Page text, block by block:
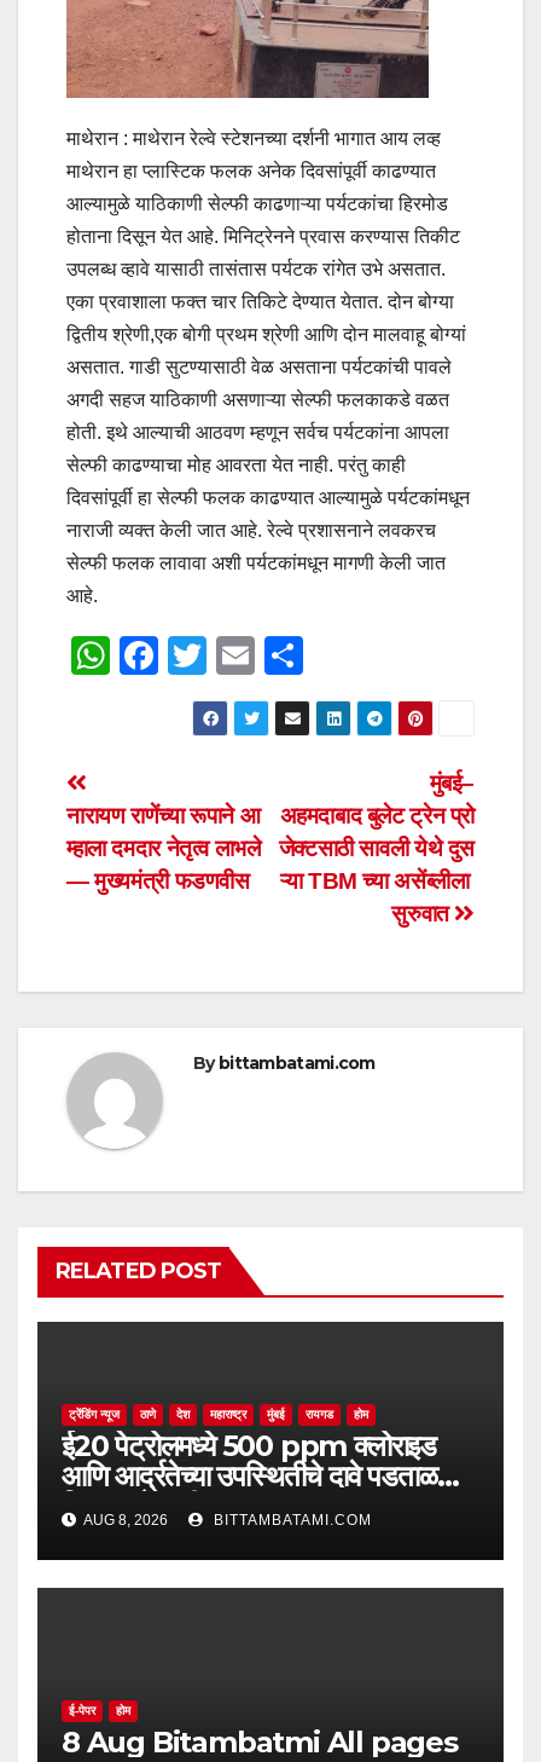
माथेरान : माथेरान रेल्वे स्टेशनच्या दर्शनी भागात आय लव्ह
माथेरान हा प्लास्टिक फलक अनेक दिवसांपूर्वी काढण्यात
आल्यामुळे याठिकाणी सेल्फी काढणाऱ्या पर्यटकांचा हिरमोड
होताना दिसून येत आहे. मिनिट्रेनने प्रवास करण्यास तिकीट
उपलब्ध व्हावे यासाठी तासंतास पर्यटक रांगेत उभे असतात.
एका प्रवाशाला फक्त चार तिकिटे देण्यात येतात. दोन बोग्या
द्वितीय श्रेणी,एक बोगी प्रथम श्रेणी आणि दोन मालवाहू बोग्यां
असतात. गाडी सुटण्यासाठी वेळ असताना पर्यटकांची पावले
अगदी सहज याठिकाणी असणाऱ्या सेल्फी फलकाकडे वळत
होती. इथे आल्याची आठवण म्हणून सर्वच पर्यटकांना आपला
सेल्फी काढण्याचा मोह आवरता येत नाही. परंतु काही
दिवसांपूर्वी हा सेल्फी फलक काढण्यात आल्यामुळे पर्यटकांमधून
नाराजी व्यक्त केली जात आहे. रेल्वे प्रशासनाने लवकरच
सेल्फी फलक लावावा अशी पर्यटकांमधून मागणी केली जात
आहे.
W
A
p
p
F
b
o
o
T
wi
tt
E
m
ail
h
ar
Post
navigation
मुंबई–
अहमदाबाद बुलेट ट्रेन प्रो
जेक्टसाठी सावली येथे दुस
ऱ्या TBM च्या असेंब्लीला
सुरुवात
नारायण राणेंच्या रूपाने आ
म्हाला दमदार नेतृत्व लाभले
— मुख्यमंत्री फडणवीस
By bittambatami.com
RELATED POST
ट्रेंडिंग न्यूज ठाणे देश महाराष्ट्र मुंबई रायगड होम
ई20 पेट्रोलमध्ये 500 ppm क्लोराइड
आणि आर्द्रतेच्या उपस्थितीचे दावे पडताळणीत
सिद्ध झाले नाहीत
AUG 8, 2026 BITTAMBATAMI.COM
ई-पेपर होम
8 Aug Bitambatmi All pages